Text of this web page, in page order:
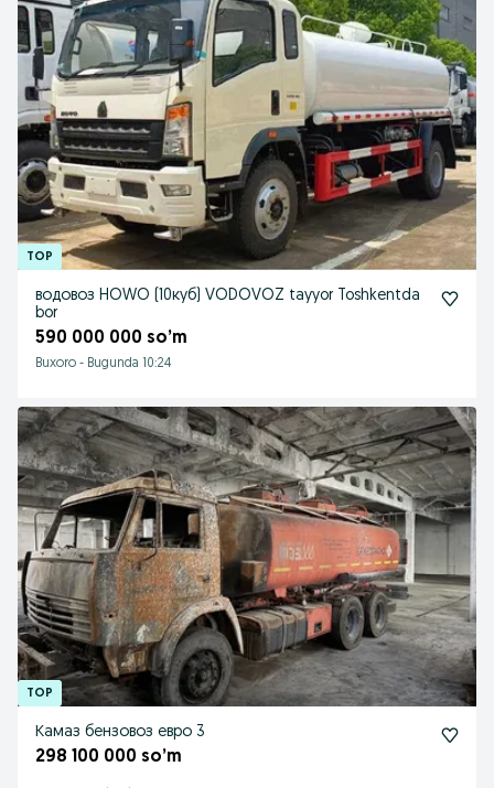
водовоз HOWO (10куб) VODOVOZ tayyor Toshkentda
bor
590 000 000 so’m
Buxoro - Bugunda 10:24
Камаз бензовоз евро 3
298 100 000 so’m